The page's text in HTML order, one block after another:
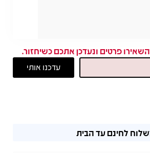
פרטים ונעדכן אתכם כשיחזור.
לחינם עד הבית